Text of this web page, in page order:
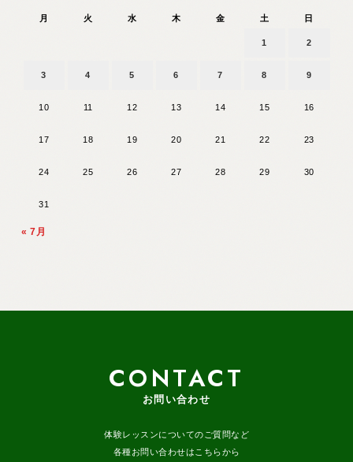
月 火 水 木 金 土 日
1 2
3 4 5 6 7 8 9
10 11 12 13 14 15 16
17 18 19 20 21 22 23
24 25 26 27 28 29 30
31
« 7月
CONTACT
お問い合わせ
体験レッスンについてのご質問など
各種お問い合わせはこちらから